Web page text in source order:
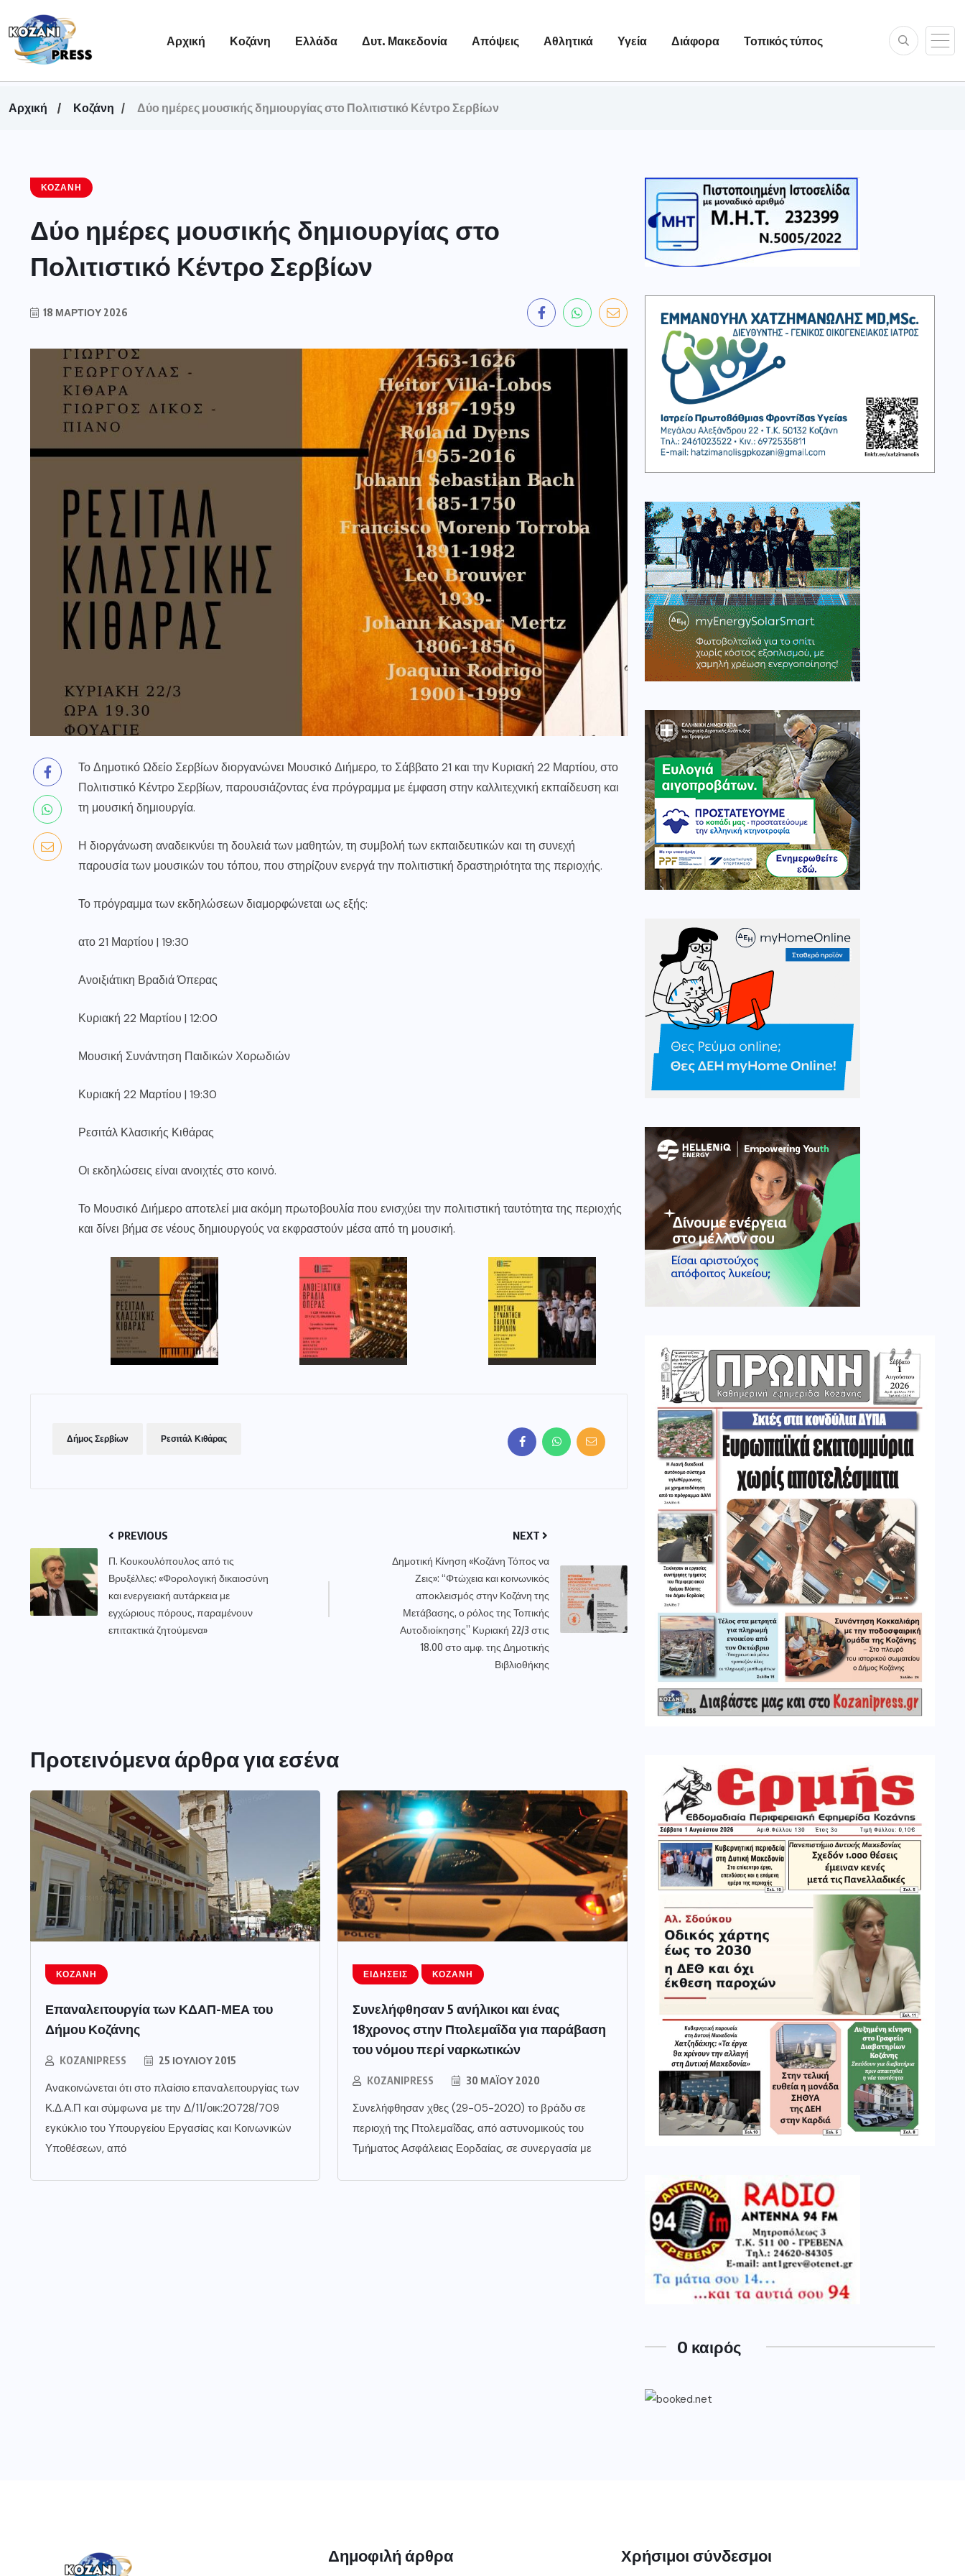
Αρχική Κοζάνη Ελλάδα Δυτ. Μακεδονία Απόψεις Αθλητικά Υγεία Διάφορα Τοπικός τύπος
Αρχική Κοζάνη Δύο ημέρες μουσικής δημιουργίας στο Πολιτιστικό Κέντρο Σερβίων
ΚΟΖΆΝΗ
Δύο ημέρες μουσικής δημιουργίας στο
Πολιτιστικό Κέντρο Σερβίων
18 ΜΑΡΤΊΟΥ 2026
Το Δημοτικό Ωδείο Σερβίων διοργανώνει Μουσικό Διήμερο, το Σάββατο 21 και την Κυριακή 22 Μαρτίου, στο
Πολιτιστικό Κέντρο Σερβίων, παρουσιάζοντας ένα πρόγραμμα με έμφαση στην καλλιτεχνική εκπαίδευση και
τη μουσική δημιουργία.
Η διοργάνωση αναδεικνύει τη δουλειά των μαθητών, τη συμβολή των εκπαιδευτικών και τη συνεχή
παρουσία των μουσικών του τόπου, που στηρίζουν ενεργά την πολιτιστική δραστηριότητα της περιοχής.
Το πρόγραμμα των εκδηλώσεων διαμορφώνεται ως εξής:
ατο 21 Μαρτίου | 19:30
Ανοιξιάτικη Βραδιά Όπερας
Κυριακή 22 Μαρτίου | 12:00
Μουσική Συνάντηση Παιδικών Χορωδιών
Κυριακή 22 Μαρτίου | 19:30
Ρεσιτάλ Κλασικής Κιθάρας
Οι εκδηλώσεις είναι ανοιχτές στο κοινό.
Το Μουσικό Διήμερο αποτελεί μια ακόμη πρωτοβουλία που ενισχύει την πολιτιστική ταυτότητα της περιοχής
και δίνει βήμα σε νέους δημιουργούς να εκφραστούν μέσα από τη μουσική.
Δήμος Σερβίων Ρεσιτάλ Κιθάρας
PREVIOUS
Π. Κουκουλόπουλος από τις
Βρυξέλλες: «Φορολογική δικαιοσύνη
και ενεργειακή αυτάρκεια με
εγχώριους πόρους, παραμένουν
επιτακτικά ζητούμενα»
NEXT
Δημοτική Κίνηση «Κοζάνη Τόπος να
Ζεις»: “Φτώχεια και κοινωνικός
αποκλεισμός στην Κοζάνη της
Μετάβασης, ο ρόλος της Τοπικής
Αυτοδιοίκησης” Κυριακή 22/3 στις
18.00 στο αμφ. της Δημοτικής
Βιβλιοθήκης
Προτεινόμενα άρθρα για εσένα
ΚΟΖΆΝΗ
Επαναλειτουργία των ΚΔΑΠ-ΜΕΑ του
Δήμου Κοζάνης
KOZANIPRESS 25 ΙΟΥΛΊΟΥ 2015
Ανακοινώνεται ότι στο πλαίσιο επαναλειτουργίας των
Κ.Δ.Α.Π και σύμφωνα με την Δ/11/οικ:20728/709
εγκύκλιο του Υπουργείου Εργασίας και Κοινωνικών
Υποθέσεων, από
ΕΙΔΉΣΕΙΣ ΚΟΖΆΝΗ
Συνελήφθησαν 5 ανήλικοι και ένας
18χρονος στην Πτολεμαΐδα για παράβαση
του νόμου περί ναρκωτικών
KOZANIPRESS 30 ΜΑΪ́ΟΥ 2020
Συνελήφθησαν χθες (29-05-2020) το βράδυ σε
περιοχή της Πτολεμαΐδας, από αστυνομικούς του
Τμήματος Ασφάλειας Εορδαίας, σε συνεργασία με
O καιρός
Δημοφιλή άρθρα Χρήσιμοι σύνδεσμοι